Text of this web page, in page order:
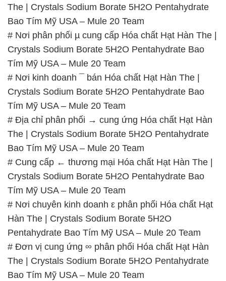
The | Crystals Sodium Borate 5H2O Pentahydrate
Bao Tím Mỹ USA – Mule 20 Team
# Nơi phân phối µ cung cấp Hóa chất Hạt Hàn The |
Crystals Sodium Borate 5H2O Pentahydrate Bao
Tím Mỹ USA – Mule 20 Team
# Nơi kinh doanh ¯ bán Hóa chất Hạt Hàn The |
Crystals Sodium Borate 5H2O Pentahydrate Bao
Tím Mỹ USA – Mule 20 Team
# Địa chỉ phân phối → cung ứng Hóa chất Hạt Hàn
The | Crystals Sodium Borate 5H2O Pentahydrate
Bao Tím Mỹ USA – Mule 20 Team
# Cung cấp ← thương mại Hóa chất Hạt Hàn The |
Crystals Sodium Borate 5H2O Pentahydrate Bao
Tím Mỹ USA – Mule 20 Team
# Nơi chuyên kinh doanh ε phân phối Hóa chất Hạt
Hàn The | Crystals Sodium Borate 5H2O
Pentahydrate Bao Tím Mỹ USA – Mule 20 Team
# Đơn vị cung ứng ∞ phân phối Hóa chất Hạt Hàn
The | Crystals Sodium Borate 5H2O Pentahydrate
Bao Tím Mỹ USA – Mule 20 Team